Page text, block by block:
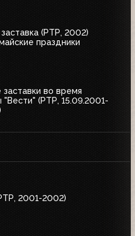
(РТР, 2002)
праздники
во время
(РТР, 15.09.2001-
2001-2002)